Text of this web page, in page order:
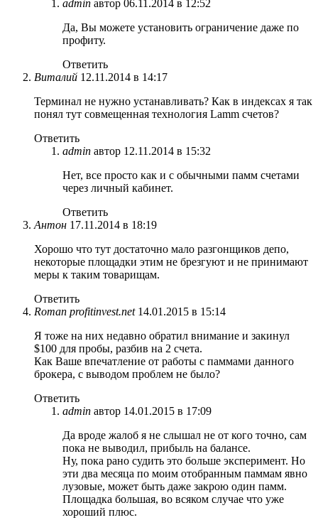
admin автор 06.11.2014 в 12:52
Да, Вы можете установить ограничение даже по
профиту.
Ответить
Виталий 12.11.2014 в 14:17
Терминал не нужно устанавливать? Как в индексах я так
понял тут совмещенная технология Lamm счетов?
Ответить
admin автор 12.11.2014 в 15:32
Нет, все просто как и с обычными памм счетами
через личный кабинет.
Ответить
Антон 17.11.2014 в 18:19
Хорошо что тут достаточно мало разгонщиков депо,
некоторые площадки этим не брезгуют и не принимают
меры к таким товарищам.
Ответить
Roman profitinvest.net 14.01.2015 в 15:14
Я тоже на них недавно обратил внимание и закинул
$100 для пробы, разбив на 2 счета.
Как Ваше впечатление от работы с паммами данного
брокера, с выводом проблем не было?
Ответить
admin автор 14.01.2015 в 17:09
Да вроде жалоб я не слышал не от кого точно, сам
пока не выводил, прибыль на балансе.
Ну, пока рано судить это больше эксперимент. Но
эти два месяца по моим отобранным паммам явно
лузовые, может быть даже закрою один памм.
Площадка большая, во всяком случае что уже
хороший плюс.